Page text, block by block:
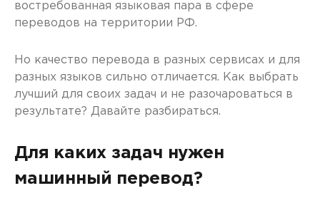
востребованная языковая пара в сфере
переводов на территории РФ.
Но качество перевода в разных сервисах и для
разных языков сильно отличается. Как выбрать
лучший для своих задач и не разочароваться в
результате? Давайте разбираться.
Для каких задач нужен
машинный перевод?